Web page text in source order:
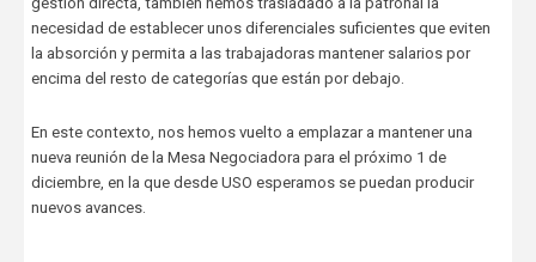
necesidad de establecer unos diferenciales suficientes que eviten
la absorción y permita a las trabajadoras mantener salarios por
encima del resto de categorías que están por debajo.
En este contexto, nos hemos vuelto a emplazar a mantener una
nueva reunión de la Mesa Negociadora para el próximo 1 de
diciembre, en la que desde USO esperamos se puedan producir
nuevos avances.